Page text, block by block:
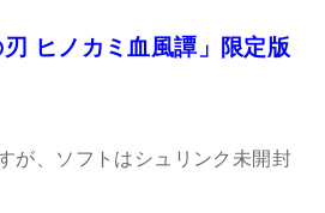
刃 ヒノカミ血風譚」限定版
が、ソフトはシュリンク未開封